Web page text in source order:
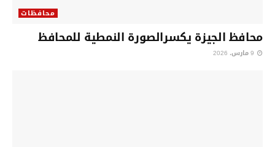
محافظات
محافظ الجيزة يكسرالصورة النمطية للمحافظ